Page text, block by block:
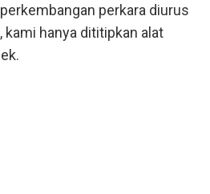
perkara diurus
kami hanya dititipkan alat